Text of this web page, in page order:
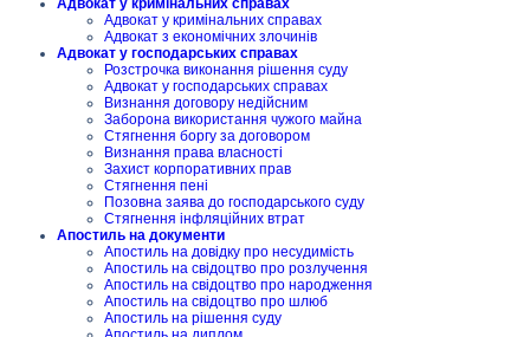
Адвокат у кримінальних справах
Адвокат у кримінальних справах
Адвокат з економічних злочинів
Адвокат у господарських справах
Розстрочка виконання рішення суду
Адвокат у господарських справах
Визнання договору недійсним
Заборона використання чужого майна
Стягнення боргу за договором
Визнання права власності
Захист корпоративних прав
Стягнення пені
Позовна заява до господарського суду
Стягнення інфляційних втрат
Апостиль на документи
Апостиль на довідку про несудимість
Апостиль на свідоцтво про розлучення
Апостиль на свідоцтво про народження
Апостиль на свідоцтво про шлюб
Апостиль на рішення суду